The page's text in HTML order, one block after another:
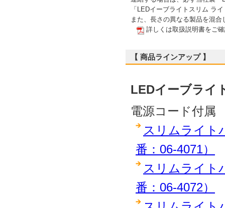
「LEDイーブライトスリム ラ
また、長さの異なる製品を混
詳しくは取扱説明書をご
【 商品ラインアップ 】